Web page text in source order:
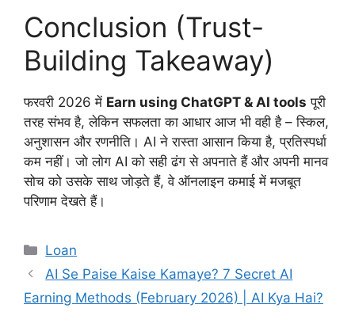
Conclusion (Trust-
Building Takeaway)
फरवरी 2026 में Earn using ChatGPT & AI tools पूरी
तरह संभव है, लेकिन सफलता का आधार आज भी वही है – स्किल,
अनुशासन और रणनीति। AI ने रास्ता आसान किया है, प्रतिस्पर्धा
कम नहीं। जो लोग AI को सही ढंग से अपनाते हैं और अपनी मानव
सोच को उसके साथ जोड़ते हैं, वे ऑनलाइन कमाई में मजबूत
परिणाम देखते हैं।
Categories
Loan
AI Se Paise Kaise Kamaye? 7 Secret AI
Earning Methods (February 2026) | AI Kya Hai?